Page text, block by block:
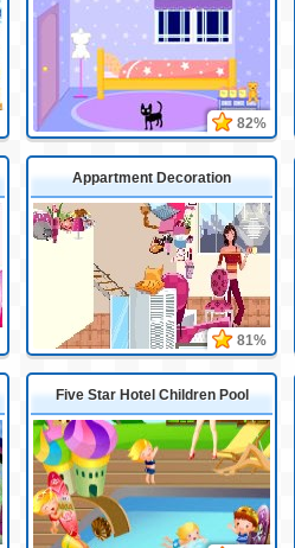
82%
Appartment Decoration
81%
Five Star Hotel Children Pool